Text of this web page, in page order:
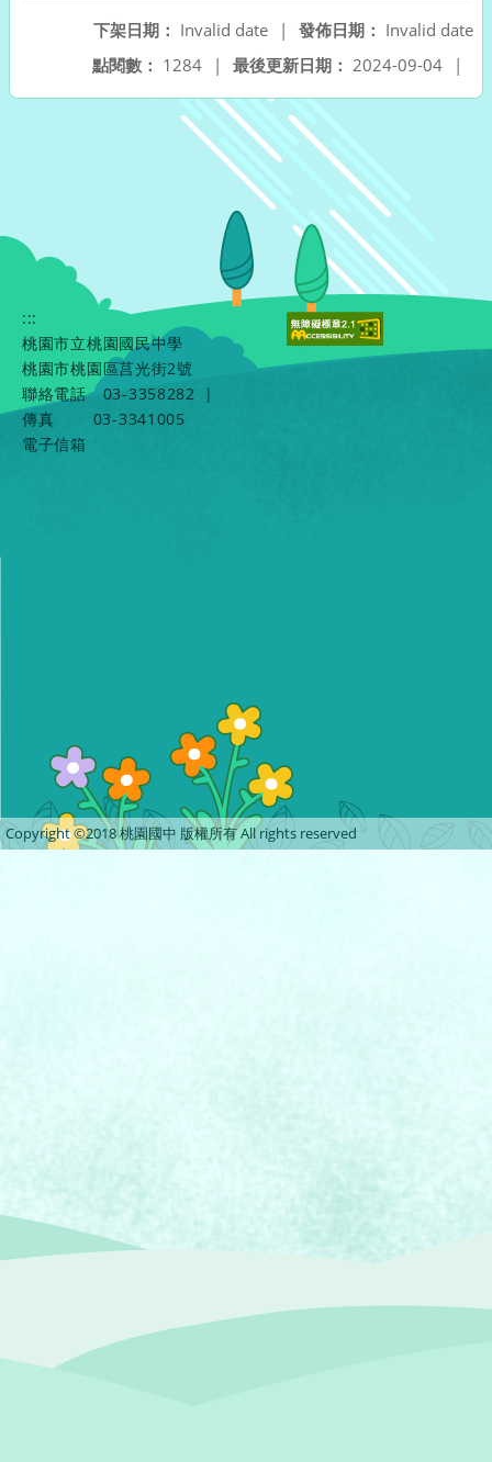
發佈日期： Invalid date
下架日期： Invalid date
|
最後更新日期： 2024-09-04 |
點閱數： 1284 |
:::
桃園市立桃園國民中學
桃園市桃園區莒光街2號
聯絡電話
03-3358282
|
傳真
03-3341005
電子信箱
Copyright ©2018 桃園國中 版權所有 All rights reserved